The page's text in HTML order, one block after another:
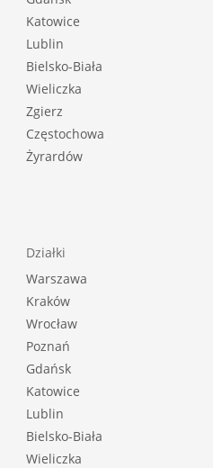
Katowice
Lublin
Bielsko-Biała
Wieliczka
Zgierz
Częstochowa
Żyrardów
Działki
Warszawa
Kraków
Wrocław
Poznań
Gdańsk
Katowice
Lublin
Bielsko-Biała
Wieliczka